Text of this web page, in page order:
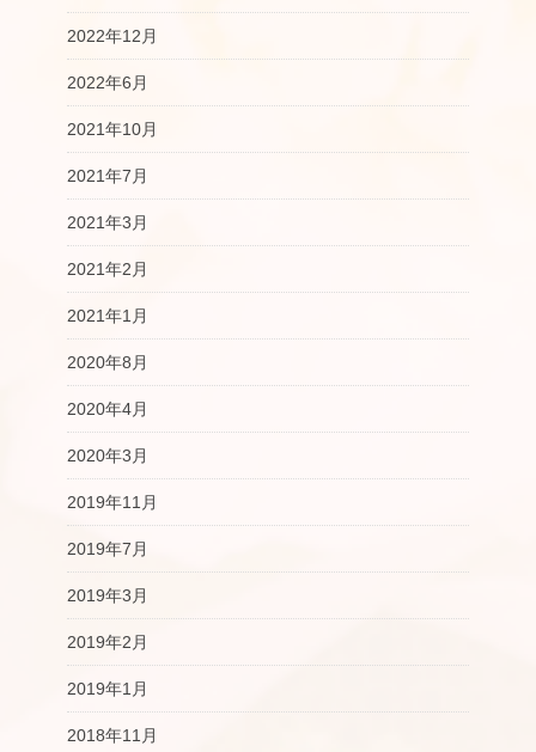
2022年12月
2022年6月
2021年10月
2021年7月
2021年3月
2021年2月
2021年1月
2020年8月
2020年4月
2020年3月
2019年11月
2019年7月
2019年3月
2019年2月
2019年1月
2018年11月